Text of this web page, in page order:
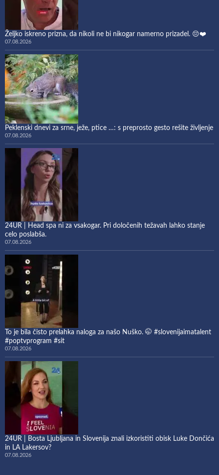
Željko iskreno prizna, da nikoli ne bi nikogar namerno prizadel. 😔❤️
07.08.2026
Peklenski dnevi za srne, ježe, ptice …: s preprosto gesto rešite življenje
07.08.2026
24UR | Head spa ni za vsakogar. Pri določenih težavah lahko stanje
celo poslabša.
07.08.2026
To je bila čisto prelahka naloga za našo Nuško. 🤭 #slovenijaimatalent
#poptvprogram #sit
07.08.2026
24UR | Bosta Ljubljana in Slovenija znali izkoristiti obisk Luke Dončića
in LA Lakersov?
07.08.2026